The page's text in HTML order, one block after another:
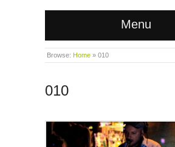
Menu
Browse: Home » 010
010